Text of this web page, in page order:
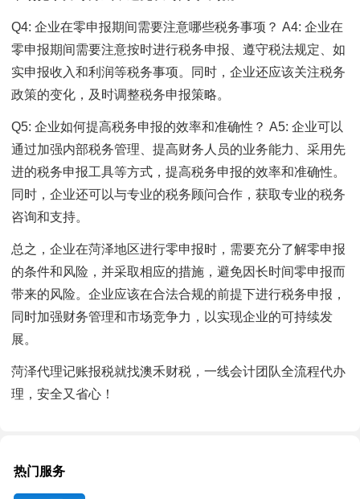
Q4: 企业在零申报期间需要注意哪些税务事项？ A4: 企业在
零申报期间需要注意按时进行税务申报、遵守税法规定、如
实申报收入和利润等税务事项。同时，企业还应该关注税务
政策的变化，及时调整税务申报策略。
Q5: 企业如何提高税务申报的效率和准确性？ A5: 企业可以
通过加强内部税务管理、提高财务人员的业务能力、采用先
进的税务申报工具等方式，提高税务申报的效率和准确性。
同时，企业还可以与专业的税务顾问合作，获取专业的税务
咨询和支持。
总之，企业在菏泽地区进行零申报时，需要充分了解零申报
的条件和风险，并采取相应的措施，避免因长时间零申报而
带来的风险。企业应该在合法合规的前提下进行税务申报，
同时加强财务管理和市场竞争力，以实现企业的可持续发
展。
菏泽代理记账报税就找澳禾财税，一线会计团队全流程代办
理，安全又省心！
热门服务